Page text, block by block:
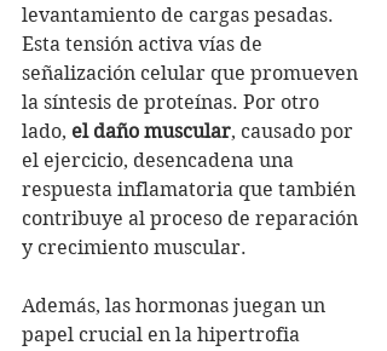
levantamiento de cargas pesadas.
Esta tensión activa vías de
señalización celular que promueven
la síntesis de proteínas. Por otro
lado, el daño muscular, causado por
el ejercicio, desencadena una
respuesta inflamatoria que también
contribuye al proceso de reparación
y crecimiento muscular.
Además, las hormonas juegan un
papel crucial en la hipertrofia